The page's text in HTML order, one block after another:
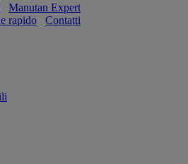
Manutan Expert
rapido
Contatti